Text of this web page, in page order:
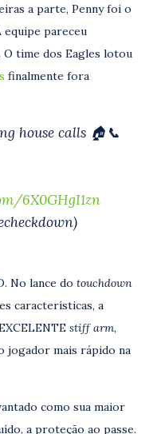
a parte, Penny foi o
pareceu
time dos Eagles lotou
finalmente fora
house calls 🏠📞
6X0GHgI1zn
No lance do touchdown
características, a
stiff arm,
jogador mais rápido na
como sua maior
a proteção ao passe.